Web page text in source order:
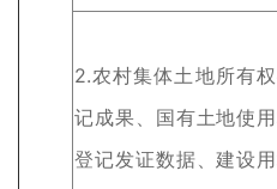
2.农村集体土地所有
记成果、国有土地使
登记发证数据、建设